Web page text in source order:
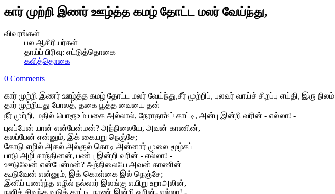
கார் முற்றி இணர் ஊழ்த்த கமழ் தோட்ட மலர் வேய்ந்து,
விவரங்கள்
பல ஆசிரியர்கள்
தாய்ப் பிரிவு: எட்டுத்தொகை
கலித்தொகை
0 Comments
கார் முற்றி இணர் ஊழ்த்த கமழ் தோட்ட மலர் வேய்ந்து,சீர் முற்றிப், புலவர் வாய்ச் சிறப்பு எய்தி, இரு நிலம்
தார் முற்றியது போலத், தகை பூத்த வையை தன்
நீர் முற்றி, மதில் பொரூஉம் பகை அல்லால், நேராதாà் காட்டி, அன்பு இன்றி வரின் - எல்லா! -
புலப்பேன் யான் என்பேன்மன்? அந்நிலையே, அவன் காணின்,
கலப்பேன் என்னும், இக் கையறு நெஞ்சே;
கோடு எழில் அகல் அல்குல் கொடி அன்னார் முலை மூழ்கப்
பாடு அழி சாந்தினன், பண்பு இன்றி வரின் - எல்லா! -
ஊடுவேன் என்பேன்மன்? அந்நிலையே அவன் காணின்
கூடுவேன் என்னும், இக் கொள்கை இல் நெஞ்சே;
இனிப் புணர்ந்த எழில் நல்லார் இலங்கு எயிறு உறாஅலின்,
நனிச் சிவந்த வடுக் காட்டி, நாண் இன்றி வரின்- எல்லா! -